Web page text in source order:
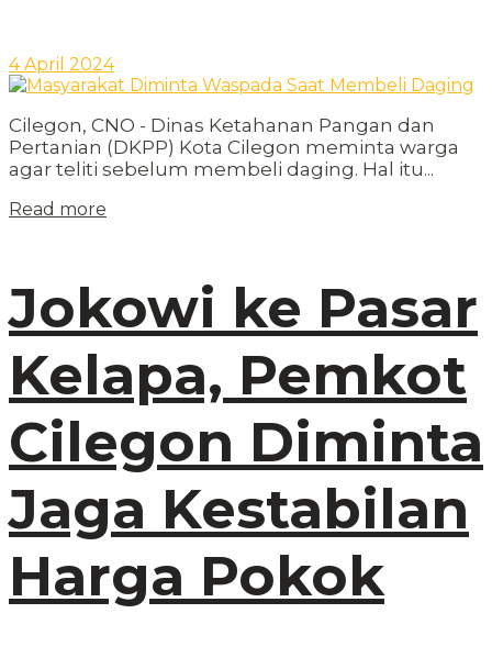
4 April 2024
Cilegon, CNO - Dinas Ketahanan Pangan dan
Pertanian (DKPP) Kota Cilegon meminta warga
agar teliti sebelum membeli daging. Hal itu...
Read more
Jokowi ke Pasar
Kelapa, Pemkot
Cilegon Diminta
Jaga Kestabilan
Harga Pokok